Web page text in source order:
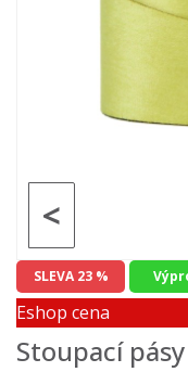
<
SLEVA 23 %
Eshop cena
Stoupací